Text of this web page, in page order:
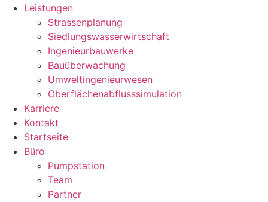
Leistungen
Strassenplanung
Siedlungswasserwirtschaft
Ingenieurbauwerke
Bauüberwachung
Umweltingenieurwesen
Oberflächenabflusssimulation
Karriere
Kontakt
Startseite
Büro
Pumpstation
Team
Partner